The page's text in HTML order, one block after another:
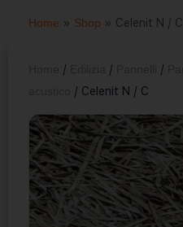
Home » Shop » Celenit N / C
/ / /
/ Celenit N / C